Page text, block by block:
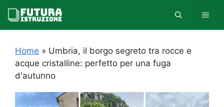
contenuto
Home » Umbria, il borgo segreto tra rocce e
acque cristalline: perfetto per una fuga
d'autunno